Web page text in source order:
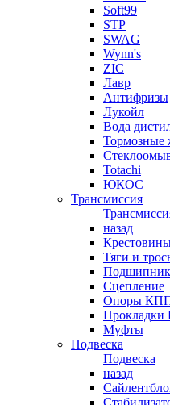
Soft99
STP
SWAG
Wynn's
ZIC
Лавр
Антифризы
Лукойл
Вода
Тормозные
Totachi
ЮКОС
Трансмиссия
назад
Тяги и
Сцепление
Опоры
Муфты
Подвеска
Подвеска
назад